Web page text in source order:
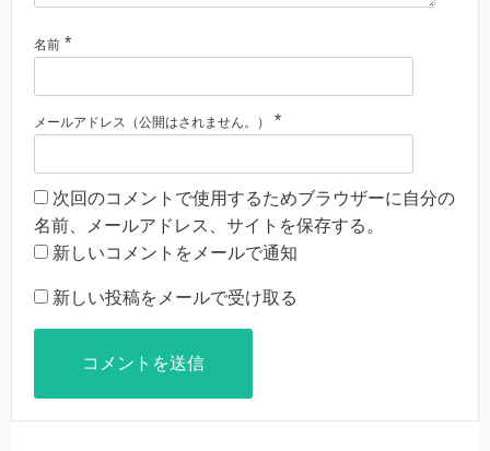
名前 *
メールアドレス（公開はされません。） *
次回のコメントで使用するためブラウザーに自分の
名前、メールアドレス、サイトを保存する。
新しいコメントをメールで通知
新しい投稿をメールで受け取る